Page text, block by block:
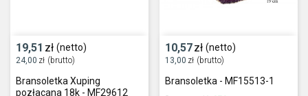
19,51 zł (netto)
24,00 zł (brutto)
Bransoletka Xuping
pozłacana 18k - MF29612
10,57zł (netto)
13,00 zł (brutto)
Bransoletka - MF15513-1